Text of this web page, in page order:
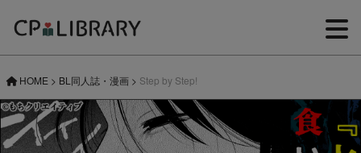
HOME > BL同人誌・漫画 > Step by Step!